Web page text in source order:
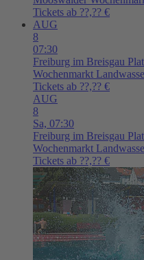
Tickets ab ??,?? €
AUG
8
07:30
Freiburg im Breisgau
Wochenmarkt
Tickets ab ??,?? €
AUG
8
Sa, 07:30
Freiburg im Breisgau
Wochenmarkt
Tickets ab ??,?? €